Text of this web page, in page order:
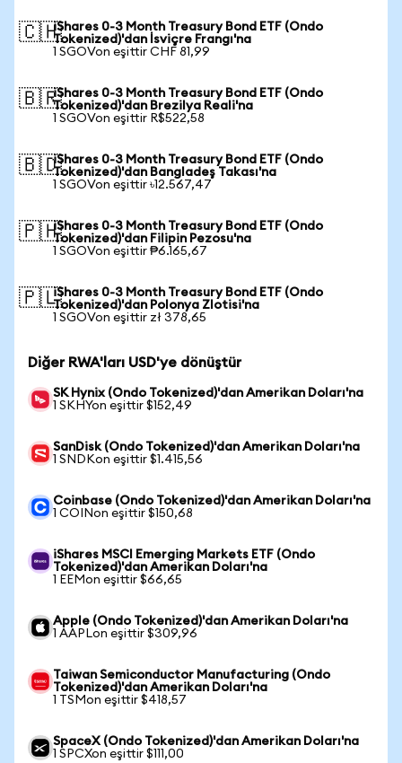
🇨🇭iShares 0-3 Month Treasury Bond ETF (Ondo
Tokenized)'dan İsviçre Frangı'na
1 SGOVon eşittir CHF 81,99
🇧🇷iShares 0-3 Month Treasury Bond ETF (Ondo
Tokenized)'dan Brezilya Reali'na
1 SGOVon eşittir R$522,58
🇧🇩iShares 0-3 Month Treasury Bond ETF (Ondo
Tokenized)'dan Bangladeş Takası'na
1 SGOVon eşittir ৳12.567,47
🇵🇭iShares 0-3 Month Treasury Bond ETF (Ondo
Tokenized)'dan Filipin Pezosu'na
1 SGOVon eşittir ₱6.165,67
🇵🇱iShares 0-3 Month Treasury Bond ETF (Ondo
Tokenized)'dan Polonya Zlotisi'na
1 SGOVon eşittir zł 378,65
Diğer RWA'ları USD'ye dönüştür
SK Hynix (Ondo Tokenized)'dan Amerikan Doları'na
1 SKHYon eşittir $152,49
SanDisk (Ondo Tokenized)'dan Amerikan Doları'na
1 SNDKon eşittir $1.415,56
Coinbase (Ondo Tokenized)'dan Amerikan Doları'na
1 COINon eşittir $150,68
iShares MSCI Emerging Markets ETF (Ondo
Tokenized)'dan Amerikan Doları'na
1 EEMon eşittir $66,65
Apple (Ondo Tokenized)'dan Amerikan Doları'na
1 AAPLon eşittir $309,96
Taiwan Semiconductor Manufacturing (Ondo
Tokenized)'dan Amerikan Doları'na
1 TSMon eşittir $418,57
SpaceX (Ondo Tokenized)'dan Amerikan Doları'na
1 SPCXon eşittir $111,00